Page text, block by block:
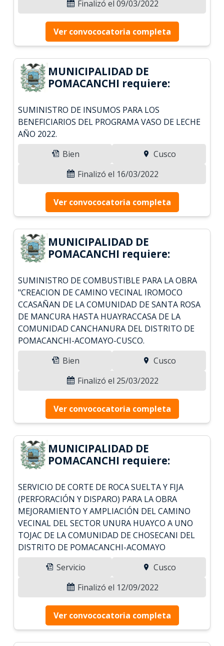
Finalizó el 09/03/2022
Ver convococatoria completa
MUNICIPALIDAD DE
POMACANCHI requiere:
SUMINISTRO DE INSUMOS PARA LOS
BENEFICIARIOS DEL PROGRAMA VASO DE LECHE
AÑO 2022.
Bien
Cusco
Finalizó el 16/03/2022
Ver convococatoria completa
MUNICIPALIDAD DE
POMACANCHI requiere:
SUMINISTRO DE COMBUSTIBLE PARA LA OBRA
"CREACION DE CAMINO VECINAL IROMOCO
CCASAÑAN DE LA COMUNIDAD DE SANTA ROSA
DE MANCURA HASTA HUAYRACCASA DE LA
COMUNIDAD CANCHANURA DEL DISTRITO DE
POMACANCHI-ACOMAYO-CUSCO.
Bien
Cusco
Finalizó el 25/03/2022
Ver convococatoria completa
MUNICIPALIDAD DE
POMACANCHI requiere:
SERVICIO DE CORTE DE ROCA SUELTA Y FIJA
(PERFORACIÓN Y DISPARO) PARA LA OBRA
MEJORAMIENTO Y AMPLIACIÓN DEL CAMINO
VECINAL DEL SECTOR UNURA HUAYCO A UNO
TOJAC DE LA COMUNIDAD DE CHOSECANI DEL
DISTRITO DE POMACANCHI-ACOMAYO
Servicio
Cusco
Finalizó el 12/09/2022
Ver convococatoria completa